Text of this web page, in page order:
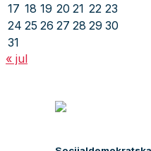
17 18 19 20 21 22 23
24 25 26 27 28 29 30
31
« jul